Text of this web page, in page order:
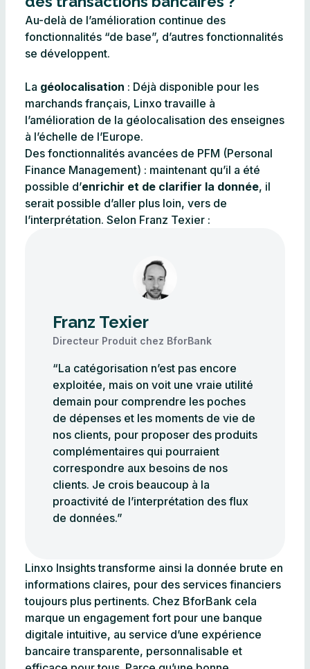
Au-delà de l’amélioration continue des
fonctionnalités “de base”, d’autres fonctionnalités
se développent.
La géolocalisation : Déjà disponible pour les
marchands français, Linxo travaille à
l’amélioration de la géolocalisation des enseignes
à l’échelle de l’Europe.
Des fonctionnalités avancées de PFM (Personal
Finance Management) : maintenant qu’il a été
possible d’enrichir et de clarifier la donnée, il
serait possible d’aller plus loin, vers de
l’interprétation. Selon Franz Texier :
Franz Texier
Directeur Produit chez BforBank
“La catégorisation n’est pas encore
exploitée, mais on voit une vraie utilité
demain pour comprendre les poches
de dépenses et les moments de vie de
nos clients, pour proposer des produits
complémentaires qui pourraient
correspondre aux besoins de nos
clients. Je crois beaucoup à la
proactivité de l’interprétation des flux
de données.”
Linxo Insights transforme ainsi la donnée brute en
informations claires, pour des services financiers
toujours plus pertinents. Chez BforBank cela
marque un engagement fort pour une banque
digitale intuitive, au service d’une expérience
bancaire transparente, personnalisable et